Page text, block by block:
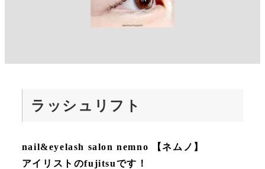
ラッシュリフト
nail&eyelash salon nemno 【ネムノ】
アイリストのfujitsuです！